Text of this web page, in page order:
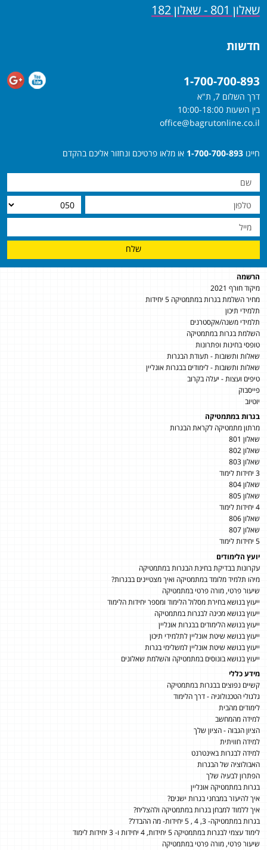
שאלון 801 - שאלון 182
חדשות
1-700-700-893
דרך השלום 7, ת"א
בין השעות 10:00-18:00
office@bagrutonline.co.il
חייגו 1-700-700-893 או מלאו פרטיכם ונחזור אליכם בהקדם
שלח
הרשמה
מיקוד חורף 2021
מחיר השלמת בגרות במתמטיקה 5 יחידות
תלמידי תיכון
תלמידי משנה/אקסטרנים
השלמת בגרות במתמטיקה
טופסי בחינות ופתרונות
שאלות ותשובות - תעודת הבגרות
שאלות ותשובות - לימודים בבגרות אונליין
טיפים ועצות - יעלה בקרוב
פייסבוק
יוטיוב
בגרות במתמטיקה
מרתון מתמטיקה לקראת הבגרות
שאלון 801
שאלון 802
שאלון 803
3 יחידות לימוד
שאלון 804
שאלון 805
4 יחידות לימוד
שאלון 806
שאלון 807
5 יחידות לימוד
יועץ הלימודים
עקרונות בבדיקת בחינת הבגרות במתמטיקה
מיהו תלמיד מלומד במתמטיקה ואיך מצטיינים בבגרות?
שיעור פרטי, מורה פרטי במתמטיקה
ייעוץ בנושא בחירת מסלול הלימוד ומספר יחידות הלימוד
ייעוץ בנושא מכינה לבגרות במתמטיקה
ייעוץ בנושא הלימודים בבגרות אונליין
ייעוץ בנושא שיטת אונליין לתלמידי תיכון
ייעוץ בנושא שיטת אונליין למשלימי בגרות
ייעוץ בנושא בונוסים במתמטיקה והשלמת שאלונים
מידע כללי
קשיים נפוצים בבגרות במתמטיקה
גלגולי הטכנולוגיה - דרך הלימוד
לימודים מהבית
למידה מהמחשב
הציון הגבוה - הציון שלך
למידה חוויתית
למידה לבגרות באינטרנט
האבולוציה של הבגרות
הפתרון לבעיה שלך
בגרות במתמטיקה אונליין
איך להיעזר במבחני בגרות ישנים?
איך ללמוד למבחן בגרות במתמטיקה ולהצליח?
בגרות במתמטיקה- 3, 4 , 5 יחידות- מה ההבדל?
לימוד עצמי לבגרות במתמטיקה 5 יחידות, 4 יחידות ו- 3 יחידות לימוד
שיעור פרטי, מורה פרטי במתמטיקה